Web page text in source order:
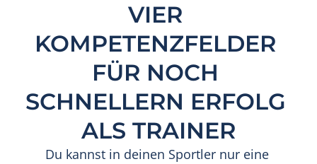
VIER
KOMPETENZFELDER
FÜR NOCH
SCHNELLERN ERFOLG
ALS TRAINER
Du kannst in deinen Sportler nur eine